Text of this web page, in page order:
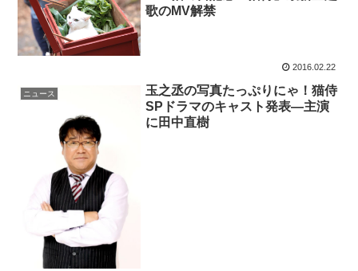
歌のMV解禁
2016.02.22
ニュース
玉之丞の写真たっぷりにゃ！猫侍
SPドラマのキャスト発表―主演
に田中直樹